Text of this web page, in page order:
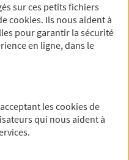
nous empêche
pas à rafraichir ce
minutes.
sur ces petits fichiers
cookies. Ils nous aident à
pour garantir la sécurité
en ligne, dans le
lescookiesde
qui nous aident à